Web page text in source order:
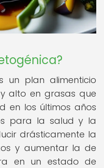
un plan alimenticio
alto en grasas que
en los últimos años
para la salud y la
drásticamente la
y aumentar la de
en un estado de